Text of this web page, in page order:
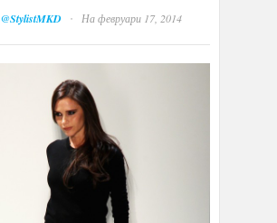
@StylistMKD · На февруари 17, 2014